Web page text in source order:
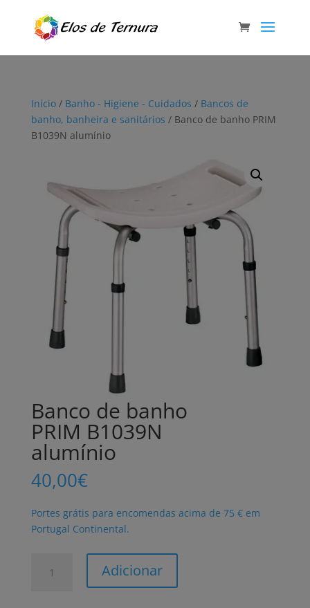
Início/ Banho - Higiene - Cuidados / Bancos de
banho, banheira e sanitários / Banco de banho PRIM
B1039N alumínio
Banco de banho
PRIM B1039N
alumínio
40,00€
Portes grátis para encomendas acima de 75 € em
Portugal Continental.
Adicionar